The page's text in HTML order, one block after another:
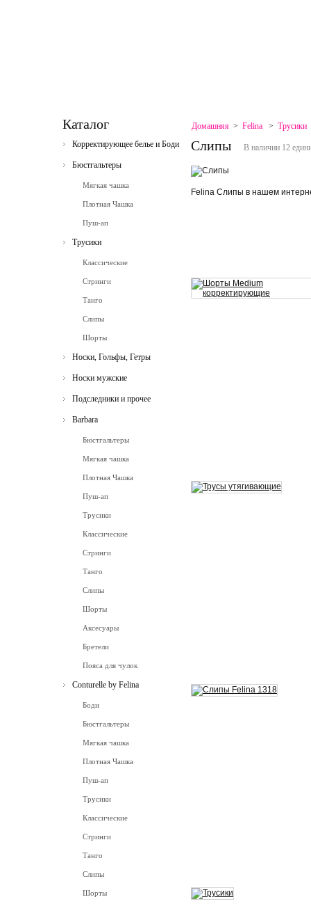
Каталог
Корректирующее белье и Боди
Бюстгальтеры
Мягкая чашка
Плотная Чашка
Пуш-ап
Трусики
Классические
Стринги
Танго
Слипы
Шорты
Носки, Гольфы, Гетры
Носки мужские
Подследники и прочее
Barbara
Бюстгальтеры
Мягкая чашка
Плотная Чашка
Пуш-ап
Трусики
Классические
Стринги
Танго
Слипы
Шорты
Аксесуары
Бретели
Пояса для чулок
Conturelle by Felina
Боди
Бюстгальтеры
Мягкая чашка
Плотная Чашка
Пуш-ап
Трусики
Классические
Стринги
Танго
Слипы
Шорты
Домашняя > Felina > Трусики
Слипы В наличии 12
Felina Слипы в нашем